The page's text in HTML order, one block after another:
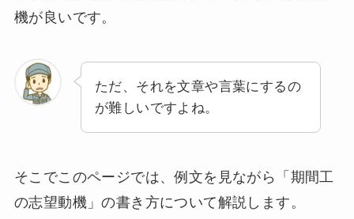
機が良いです。
ただ、それを文章や言葉にするの
が難しいですよね。
そこでこのページでは、例文を見ながら「期間工
の志望動機」の書き方について解説します。